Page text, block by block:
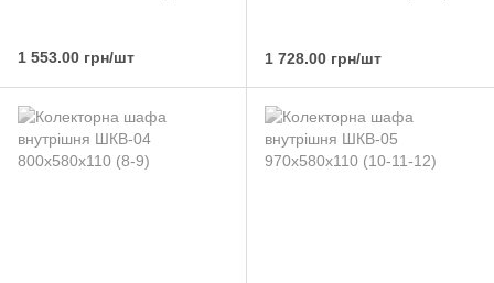
1 553.00 грн/шт 1 728.00 грн/шт